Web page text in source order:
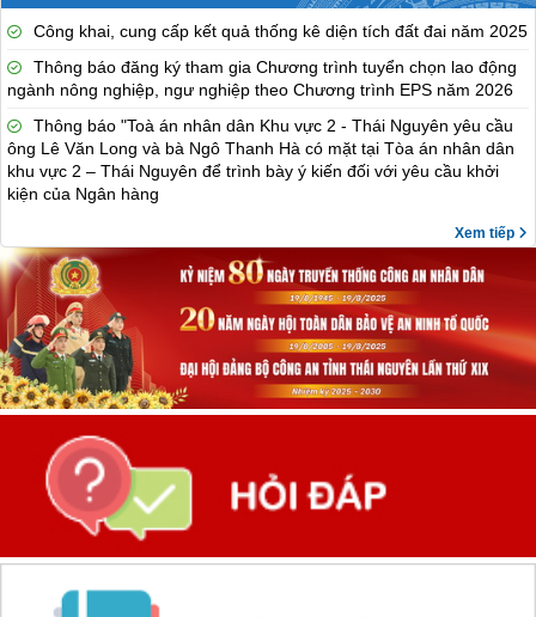
Công khai, cung cấp kết quả thống kê diện tích đất đai năm 2025
Thông báo đăng ký tham gia Chương trình tuyển chọn lao động
ngành nông nghiệp, ngư nghiệp theo Chương trình EPS năm 2026
Thông báo "Toà án nhân dân Khu vực 2 - Thái Nguyên yêu cầu
ông Lê Văn Long và bà Ngô Thanh Hà có mặt tại Tòa án nhân dân
khu vực 2 – Thái Nguyên để trình bày ý kiến đối với yêu cầu khởi
kiện của Ngân hàng
Xem tiếp